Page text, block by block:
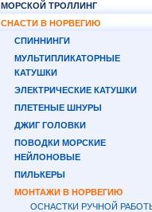
МОРСКОЙ ТРОЛЛИНГ
СНАСТИ В НОРВЕГИЮ
СПИННИНГИ
МУЛЬТИПЛИКАТОРНЫЕ
КАТУШКИ
ЭЛЕКТРИЧЕСКИЕ КАТУШКИ
ПЛЕТЕНЫЕ ШНУРЫ
ДЖИГ ГОЛОВКИ
ПОВОДКИ МОРСКИЕ
НЕЙЛОНОВЫЕ
ПИЛЬКЕРЫ
МОНТАЖИ В НОРВЕГИЮ
ОСНАСТКИ РУЧНОЙ